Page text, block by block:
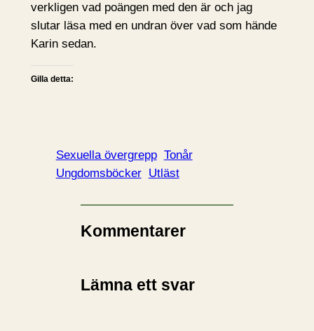
verkligen vad poängen med den är och jag
slutar läsa med en undran över vad som hände
Karin sedan.
Gilla detta:
Sexuella övergrepp Tonår
Ungdomsböcker Utläst
Kommentarer
Lämna ett svar